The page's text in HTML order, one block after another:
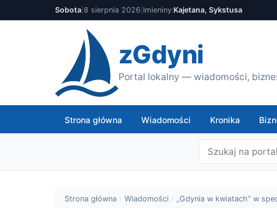
Sobota 8 sierpnia 2026 Imieniny:Kajetana, Sykstusa
zGdyni
Portal lokalny — wiadomości,
Strona główna Wiadomości Kronika
Strona główna › Wiadomości › „Gdynia w kwiatach” w